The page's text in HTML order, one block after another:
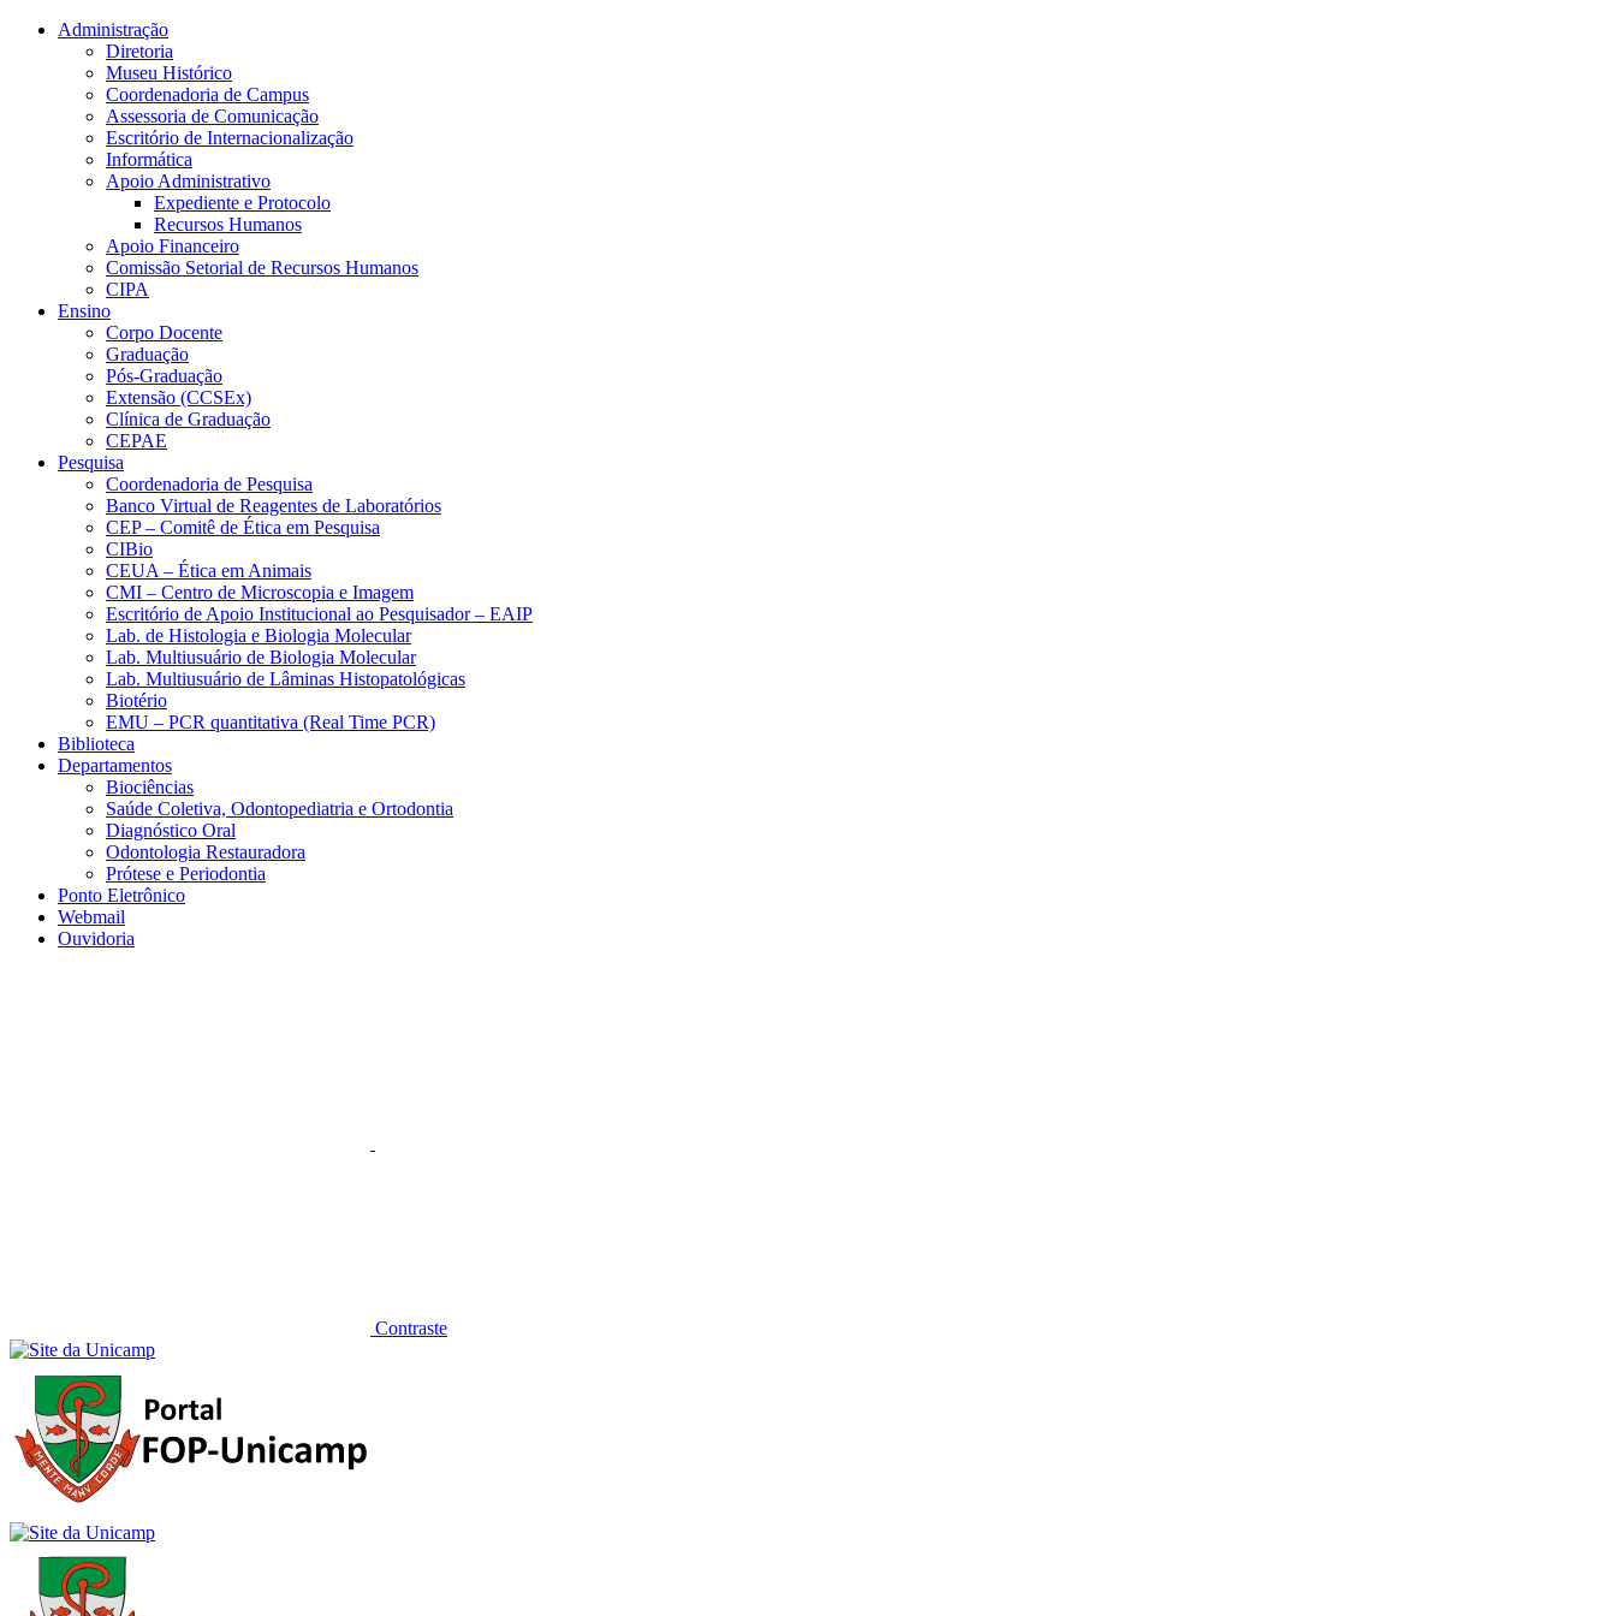
Conteúdo principal Menu principal
Administração
Diretoria
Museu Histórico
Coordenadoria de Campus
Assessoria de Comunicação
Escritório de Internacionalização
Informática
Apoio Administrativo
Expediente e Protocolo
Recursos Humanos
Apoio Financeiro
Comissão Setorial de Recursos Humanos
CIPA
Ensino
Corpo Docente
Graduação
Pós-Graduação
Extensão (CCSEx)
Clínica de Graduação
CEPAE
Pesquisa
Coordenadoria de Pesquisa
Banco Virtual de Reagentes de Laboratórios
CEP – Comitê de Ética em Pesquisa
CIBio
CEUA – Ética em Animais
CMI – Centro de Microscopia e Imagem
Escritório de Apoio Institucional ao Pesquisador – EAIP
Lab. de Histologia e Biologia Molecular
Lab. Multiusuário de Biologia Molecular
Lab. Multiusuário de Lâminas Histopatológicas
Biotério
EMU – PCR quantitativa (Real Time PCR)
Biblioteca
Departamentos
Biociências
Saúde Coletiva, Odontopediatria e Ortodontia
Diagnóstico Oral
Odontologia Restauradora
Prótese e Periodontia
Ponto Eletrônico
Webmail
Ouvidoria
Contraste